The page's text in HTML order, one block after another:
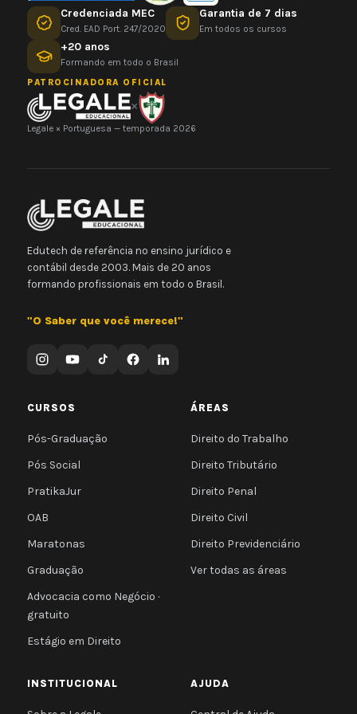
Credenciada MEC
Cred. EAD Port. 247/2020
Garantia de 7 dias
Em todos os cursos
+20 anos
Formando em todo o Brasil
PATROCINADORA OFICIAL
×
Legale × Portuguesa — temporada 2026
Edutech de referência no ensino jurídico e
contábil desde 2003. Mais de 20 anos
formando profissionais em todo o Brasil.
"O Saber que você merece!"
CURSOS
Pós-Graduação
Pós Social
PratikaJur
OAB
Maratonas
Graduação
Advocacia como Negócio ·
gratuito
Estágio em Direito
ÁREAS
Direito do Trabalho
Direito Tributário
Direito Penal
Direito Civil
Direito Previdenciário
Ver todas as áreas
INSTITUCIONAL AJUDA